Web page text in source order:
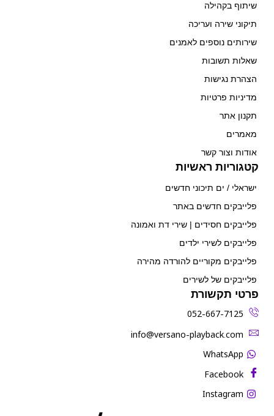
שיתוף בקהילה
תיקוני שירה ועריכה
שירותים נוספים לאמנים
שאלות תשובות
הצהרת נגישות
מדיניות פרטיות
תקנון אתר
מאמרים
אודות וצור קשר
קטגוריות ראשיות
ישראלי / ים תיכוני חדשים
פלייבקים חדשים באתר
פלייבקים חסידים | שירי דת ואמונה
פלייבקים לשירי ילדים
פלייבקים מקוריים להורדה מהירה
פלייבקים של לשירים
פרטי תקשורת
052-667-7125
‫info@versano-playback.com‬
WhatsApp
Facebook
Instagram